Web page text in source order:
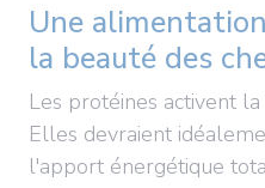
Une
la beauté des
Les protéines activent
Elles devraient
l'apport énergétique